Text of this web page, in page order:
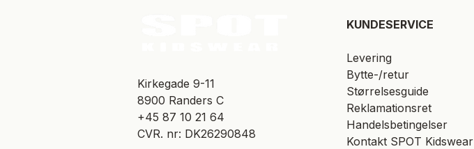
​Kirkegade 9-11
8900 Randers C
+45 87 10 21 64
CVR. nr: DK26290848
KUNDESERVICE​
Levering
Bytte-/retur
Størrelsesguide
Reklamationsret
Handelsbetingelser
Kontakt SPOT Kidswear